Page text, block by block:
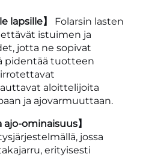
lapsille】 Folarsin lasten
istuimen ja
jotta ne sopivat
pidentää tuotteen
aloittelijoita
ja ajovarmuuttaan.
ajo-ominaisuus】
jossa
erityisesti